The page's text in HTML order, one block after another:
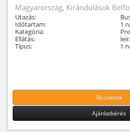
Magyarország, Kirándulások
Utazás:
Időtartam:
1
Kategória:
Ellátás:
Típus:
1
Részletek
Ajánlatkérés